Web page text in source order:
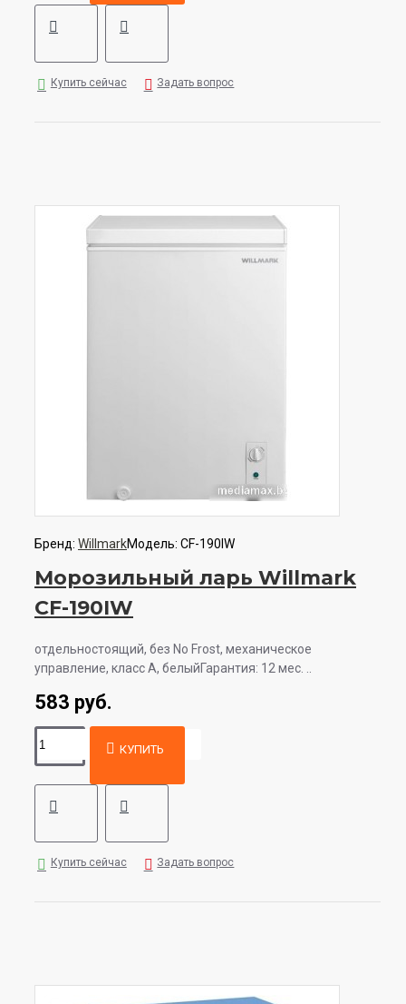
Купить сейчас Задать вопрос
Бренд: WillmarkМодель: CF-190IW
Морозильный ларь Willmark
CF-190IW
отдельностоящий, без No Frost, механическое
управление, класс A, белыйГарантия: 12 мес. ..
583 руб.
КУПИТЬ
Купить сейчас Задать вопрос